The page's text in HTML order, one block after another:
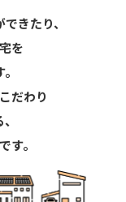
きたり、
を
だわり
す。